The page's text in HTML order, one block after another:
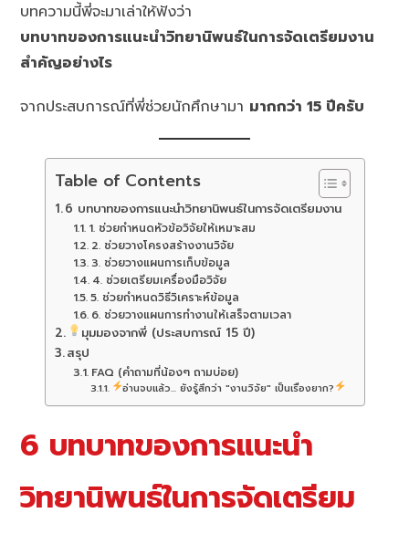
บทความนี้พี่จะมาเล่าให้ฟังว่า
บทบาทของการแนะนำวิทยานิพนธ์ในการจัดเตรียมงาน
สำคัญอย่างไร
จากประสบการณ์ที่พี่ช่วยนักศึกษามา มากกว่า 15 ปีครับ
Table of Contents
6 บทบาทของการแนะนำวิทยานิพนธ์ในการจัดเตรียมงาน
1. ช่วยกำหนดหัวข้อวิจัยให้เหมาะสม
2. ช่วยวางโครงสร้างงานวิจัย
3. ช่วยวางแผนการเก็บข้อมูล
4. ช่วยเตรียมเครื่องมือวิจัย
5. ช่วยกำหนดวิธีวิเคราะห์ข้อมูล
6. ช่วยวางแผนการทำงานให้เสร็จตามเวลา
มุมมองจากพี่ (ประสบการณ์ 15 ปี)
สรุป
FAQ (คำถามที่น้องๆ ถามบ่อย)
อ่านจบแล้ว... ยังรู้สึกว่า "งานวิจัย" เป็นเรื่องยาก?
6 บทบาทของการแนะนำ
วิทยานิพนธ์ในการจัดเตรียม